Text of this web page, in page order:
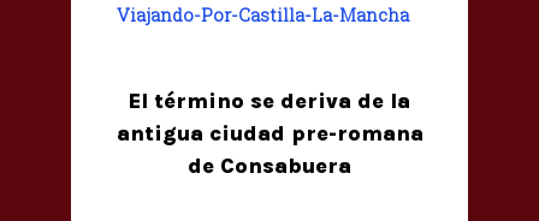
Viajando-Por-Castilla-La-Mancha
El término se deriva de la
antigua ciudad pre-romana
de Consabuera